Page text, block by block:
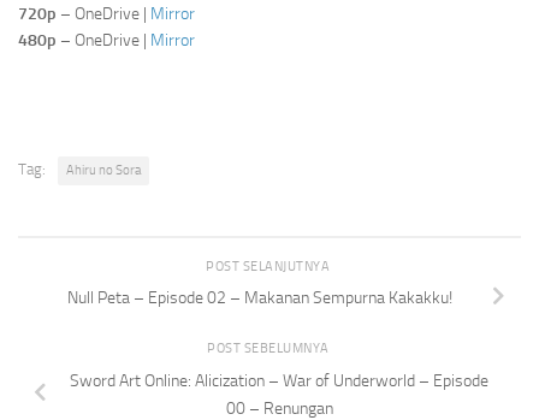
720p – OneDrive | Mirror
480p – OneDrive | Mirror
Tag: Ahiru no Sora
POST SELANJUTNYA
Null Peta – Episode 02 – Makanan Sempurna Kakakku!
POST SEBELUMNYA
Sword Art Online: Alicization – War of Underworld – Episode
00 – Renungan